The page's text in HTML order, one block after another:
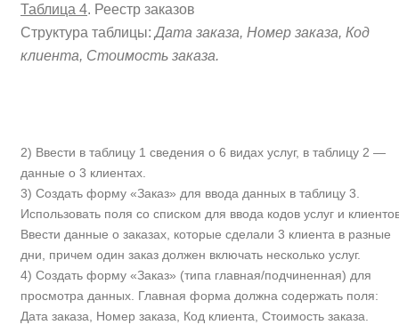
Таблица 4. Реестр заказов
Структура таблицы: Дата заказа, Номер заказа, Код
клиента, Стоимость заказа.
2) Ввести в таблицу 1 сведения о 6 видах услуг, в таблицу 2 —
данные о 3 клиентах.
3) Создать форму «Заказ» для ввода данных в таблицу 3.
Использовать поля со списком для ввода кодов услуг и
Ввести данные о заказах, которые сделали 3 клиента в разные
дни, причем один заказ должен включать несколько услуг.
4) Создать форму «Заказ» (типа главная/подчиненная) для
просмотра данных. Главная форма должна содержать поля:
Дата заказа, Номер заказа, Код клиента, Стоимость заказа.